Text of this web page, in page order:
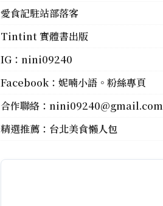
愛食記駐站部落客
Tintint 實體書出版
IG：nini09240
Facebook：妮喃小語。粉絲專頁
合作聯絡：nini09240@gmail.com
精選推薦： 台北美食懶人包